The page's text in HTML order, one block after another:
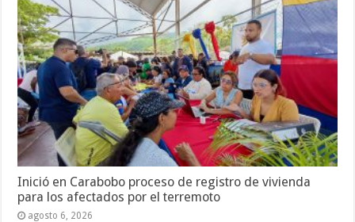
Inició en Carabobo proceso de registro de vivienda
para los afectados por el terremoto
agosto 6, 2026